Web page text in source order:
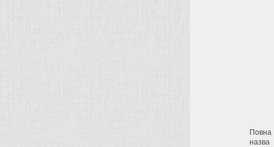
Повна
назва